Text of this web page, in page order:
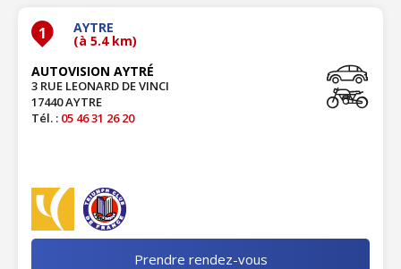
1 AYTRE
(à 5.4 km)
AUTOVISION AYTRÉ
3 RUE LEONARD DE VINCI
17440 AYTRE
Tél. : 05 46 31 26 20
Prendre rendez-vous